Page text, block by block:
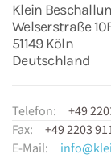
Klein
Welserstraße
51149 Köln
Deutschland
Telefon:
+49
Fax:
+49 2203
E-Mail: